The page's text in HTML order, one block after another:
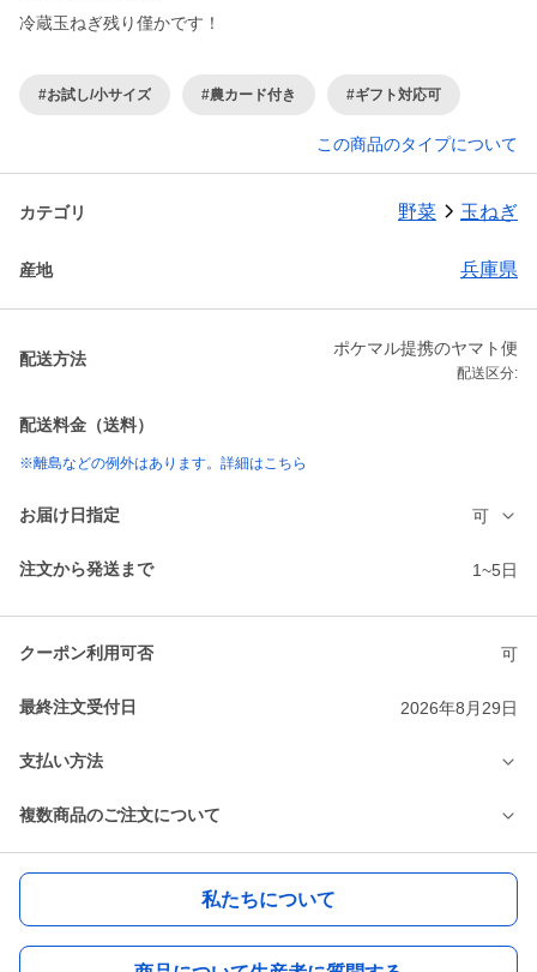
冷蔵玉ねぎ残り僅かです！
#お試し/小サイズ #農カード付き #ギフト対応可
この商品のタイプについて
カテゴリ 野菜 玉ねぎ
産地 兵庫県
配送方法
ポケマル提携のヤマト便
配送区分:
配送料金（送料）
※離島などの例外はあります。詳細はこちら
お届け日指定 可
注文から発送まで 1~5日
クーポン利用可否 可
最終注文受付日 2026年8月29日
支払い方法
複数商品のご注文について
私たちについて